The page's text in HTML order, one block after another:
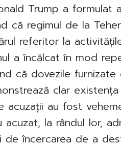
Trump a formulat
că regimul de la
referitor la
a încălcat în mod
că dovezile
clar
acuzații au fost
acuzat, la rândul lor,
de încercarea de a